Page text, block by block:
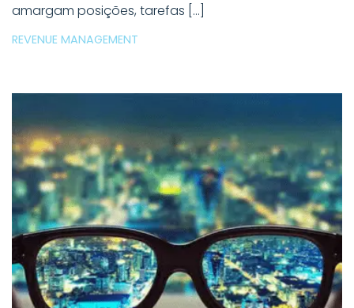
amargam posições, tarefas […]
REVENUE MANAGEMENT